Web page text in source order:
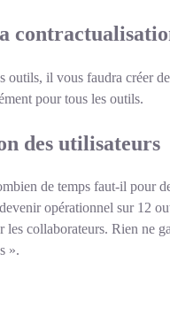
outils, il vous faudra créer
pour tous les outils.
des utilisateurs
de temps faut-il pour
opérationnel sur 12
les collaborateurs. Rien ne
».